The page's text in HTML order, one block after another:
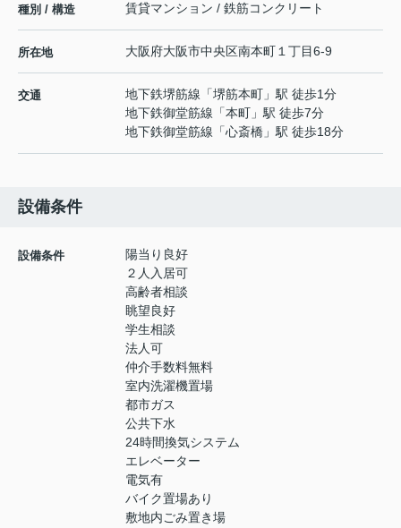
種別 / 構造 賃貸マンション / 鉄筋コンクリート
所在地 大阪府大阪市中央区南本町１丁目6-9
交通 地下鉄堺筋線 「堺筋本町 」駅 徒歩1分
地下鉄御堂筋線 「本町 」駅 徒歩7分
地下鉄御堂筋線 「心斎橋 」駅 徒歩18分
設備条件
設備条件
陽当り良好
２人入居可
高齢者相談
眺望良好
学生相談
法人可
仲介手数料無料
室内洗濯機置場
都市ガス
公共下水
24時間換気システム
エレベーター
電気有
バイク置場あり
敷地内ごみ置き場